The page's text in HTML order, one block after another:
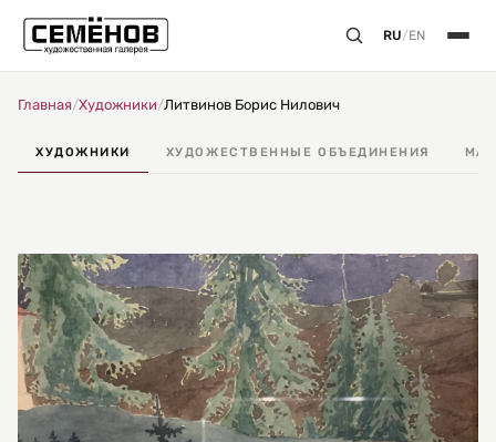
RU/EN
Главная/Художники/Литвинов Борис Нилович
ХУДОЖНИКИ ХУДОЖЕСТВЕННЫЕ ОБЪЕДИНЕНИЯ